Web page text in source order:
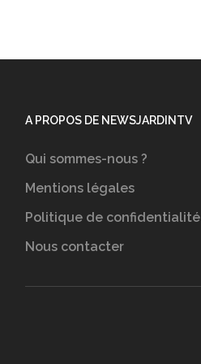
A PROPOS DE NEWSJARDINTV
Qui sommes-nous ?
Mentions légales
Politique de confidentialité
Nous contacter